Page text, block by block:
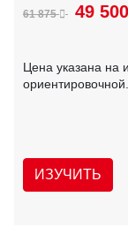
61 875 49 500
Цена указана на
ориентировочной.
ИЗУЧИТЬ